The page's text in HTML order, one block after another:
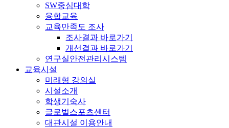
SW중심대학
융합교육
교육만족도 조사
조사결과 바로가기
개선결과 바로가기
연구실안전관리시스템
교육시설
미래형 강의실
시설소개
학생기숙사
글로벌스포츠센터
대관시설 이용안내